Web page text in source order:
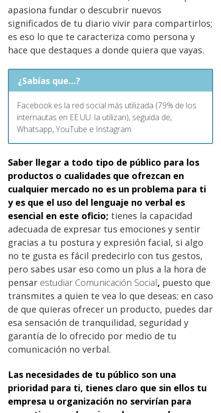
apasiona fundar o descubrir nuevos
significados de tu diario vivir para compartirlos;
es eso lo que te caracteriza como persona y
hace que destaques a donde quiera que vayas.
¿Sabías que...?
Facebook es la red social más utilizada (79% de los
internautas en EE.UU. la utilizan), seguida de,
Whatsapp, YouTube e Instagram.
Saber llegar a todo tipo de público para los
productos o cualidades que ofrezcan en
cualquier mercado no es un problema para ti
y es que el uso del lenguaje no verbal es
esencial en este oficio; tienes la capacidad
adecuada de expresar tus emociones y sentir
gracias a tu postura y expresión facial, si algo
no te gusta es fácil predecirlo con tus gestos,
pero sabes usar eso como un plus a la hora de
pensar estudiar Comunicación Social, puesto que
transmites a quien te vea lo que deseas; en caso
de que quieras ofrecer un producto, puedes dar
esa sensación de tranquilidad, seguridad y
garantía de lo ofrecido por medio de tu
comunicación no verbal.
Las necesidades de tu público son una
prioridad para ti, tienes claro que sin ellos tu
empresa u organización no servirían para